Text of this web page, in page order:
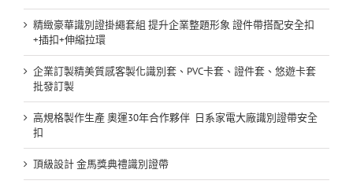
精緻豪華識別證掛繩套組 提升企業整題形象 證件帶搭配安全扣
+插扣+伸縮拉環
企業訂製精美質感客製化識別套、PVC卡套、證件套、悠遊卡套
批發訂製
高規格製作生產 奧運30年合作夥伴 日系家電大廠識別證帶安全
扣
頂級設計 金馬獎典禮識別證帶